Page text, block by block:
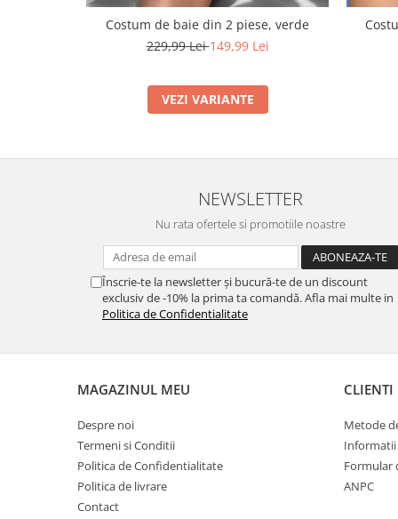
Costum de baie din 2 piese, verde
229,99 Lei149,99 Lei
VEZI VARIANTE
NEWSLETTER
Nu rata ofertele si promotiile noastre
Înscrie-te la newsletter și bucură-te de un discount
exclusiv de -10% la prima ta comandă. Afla mai multe in
Politica de Confidentialitate
MAGAZINUL MEU
Despre noi
Termeni si Conditii
Politica de Confidentialitate
Politica de livrare
Contact
CLIENTI
Metode
Formular
ANPC